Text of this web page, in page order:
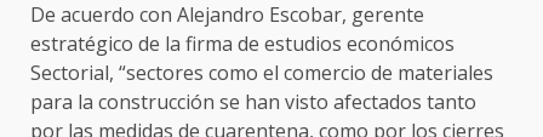
De acuerdo con Alejandro Escobar, gerente
estratégico de la firma de estudios económicos
Sectorial, “sectores como el comercio de materiales
para la construcción se han visto afectados tanto
por las medidas de cuarentena, como por los cierres